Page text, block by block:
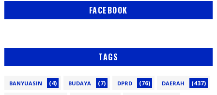
FACEBOOK
TAGS
BANYUASIN (4) BUDAYA (7) DPRD (76) DAERAH (437)